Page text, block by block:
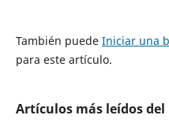
También puede Iniciar una
para este artículo.
Artículos más leídos